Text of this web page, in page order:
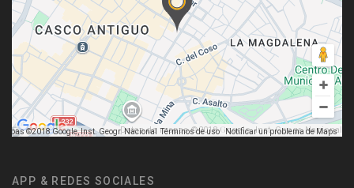
©2018 Google, Inst. Geogr. NacionalDatos de mapas ©2018 Google, Inst. Geogr. Nacional
Términos de uso Notificar un problema de Maps
APP & REDES SOCIALES